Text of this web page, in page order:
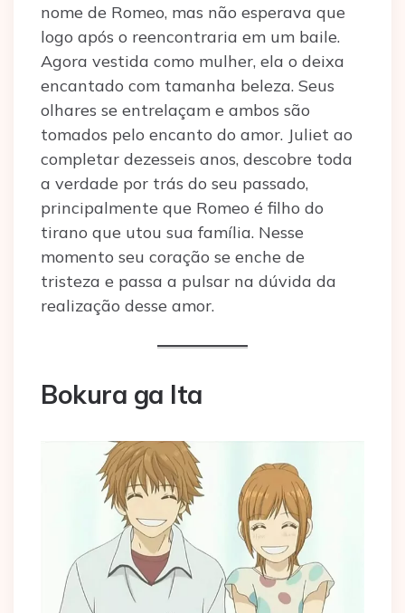
nome de Romeo, mas não esperava que
logo após o reencontraria em um baile.
Agora vestida como mulher, ela o deixa
encantado com tamanha beleza. Seus
olhares se entrelaçam e ambos são
tomados pelo encanto do amor. Juliet ao
completar dezesseis anos, descobre toda
a verdade por trás do seu passado,
principalmente que Romeo é filho do
tirano que utou sua família. Nesse
momento seu coração se enche de
tristeza e passa a pulsar na dúvida da
realização desse amor.
Bokura ga Ita